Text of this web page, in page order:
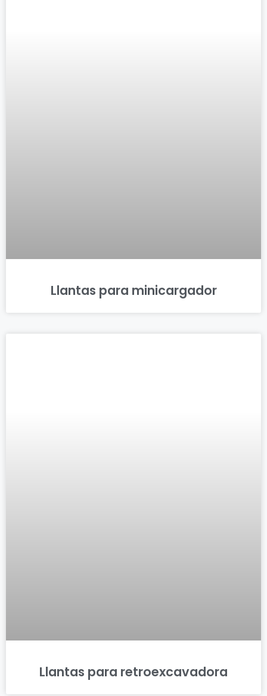
Llantas para minicargador
Llantas para retroexcavadora